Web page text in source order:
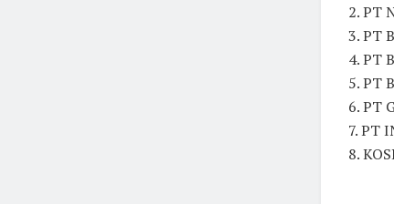
2. PT
3. PT
4. PT
5. PT
6. PT
7. PT
8.